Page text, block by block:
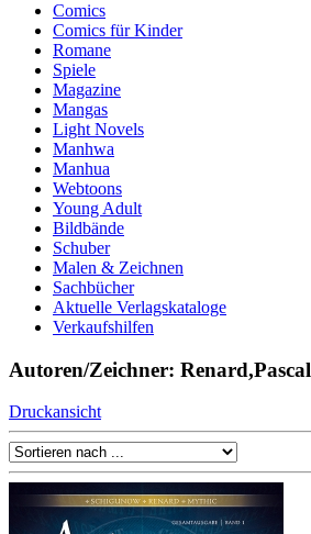
Comics
Comics für Kinder
Romane
Spiele
Magazine
Mangas
Light Novels
Manhwa
Manhua
Webtoons
Young Adult
Bildbände
Schuber
Malen & Zeichnen
Sachbücher
Aktuelle Verlagskataloge
Verkaufshilfen
Autoren/Zeichner: Renard,Pascal
Druckansicht